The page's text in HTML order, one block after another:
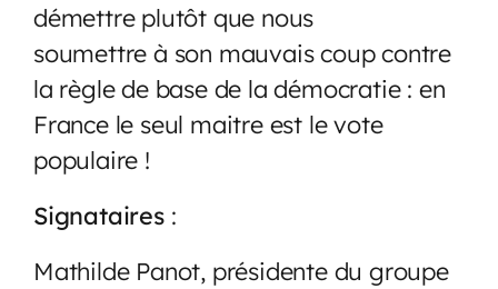
démettre plutôt que nous
soumettre à son mauvais coup contre
la règle de base de la démocratie : en
France le seul maitre est le vote
populaire !
Signataires:
Mathilde Panot, présidente du groupe